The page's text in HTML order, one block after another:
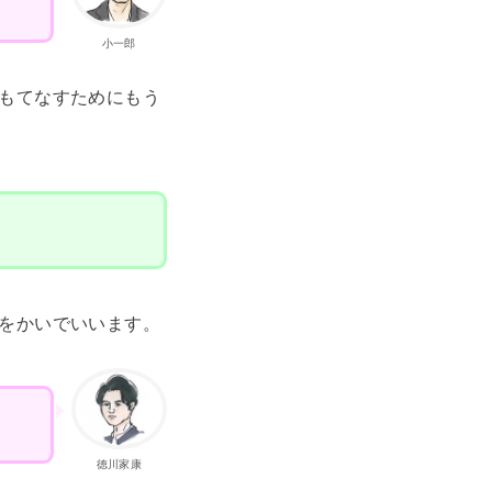
小一郎
てなすためにもう
かいでいいます。
徳川家康